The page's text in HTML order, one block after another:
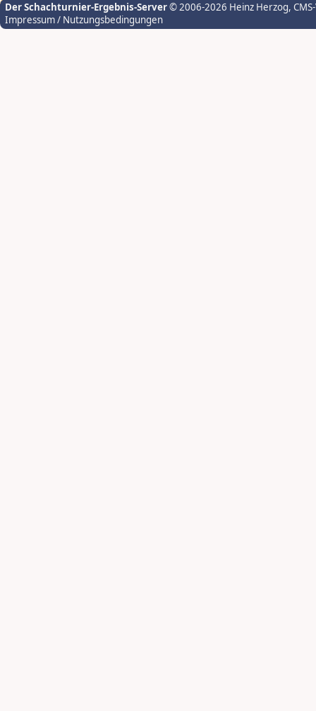
Der Schachturnier-Ergebnis-Server© 2006-2026 Heinz Herzog,
Impressum / Nutzungsbedingungen